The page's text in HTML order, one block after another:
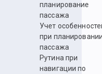
планирование
пассажа
Учет
при
пассажа
Рутина при
навигации по